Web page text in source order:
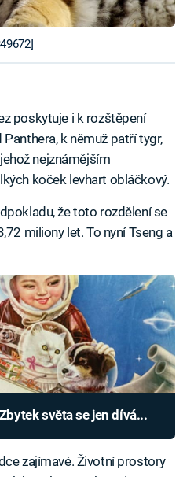
poskytuje i k rozštěpení
k němuž patří tygr,
nejznámějším
koček levhart obláčkový.
že toto rozdělení se
miliony let. To nyní Tseng a
světa se jen dívá...
zajímavé. Životní prostory